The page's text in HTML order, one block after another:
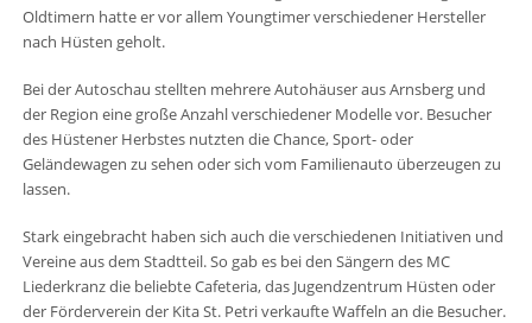
Oldtimern hatte er vor allem Youngtimer verschiedener Hersteller
nach Hüsten geholt.
Bei der Autoschau stellten mehrere Autohäuser aus Arnsberg und
der Region eine große Anzahl verschiedener Modelle vor. Besucher
des Hüstener Herbstes nutzten die Chance, Sport- oder
Geländewagen zu sehen oder sich vom Familienauto überzeugen zu
lassen.
Stark eingebracht haben sich auch die verschiedenen Initiativen und
Vereine aus dem Stadtteil. So gab es bei den Sängern des MC
Liederkranz die beliebte Cafeteria, das Jugendzentrum Hüsten oder
der Förderverein der Kita St. Petri verkaufte Waffeln an die Besucher.